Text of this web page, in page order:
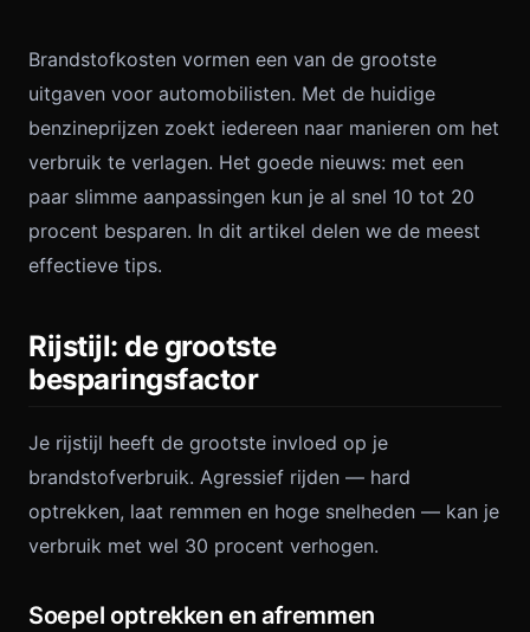
Brandstofkosten vormen een van de grootste
uitgaven voor automobilisten. Met de huidige
benzineprijzen zoekt iedereen naar manieren om het
verbruik te verlagen. Het goede nieuws: met een
paar slimme aanpassingen kun je al snel 10 tot 20
procent besparen. In dit artikel delen we de meest
effectieve tips.
Rijstijl: de grootste
besparingsfactor
Je rijstijl heeft de grootste invloed op je
brandstofverbruik. Agressief rijden — hard
optrekken, laat remmen en hoge snelheden — kan je
verbruik met wel 30 procent verhogen.
Soepel optrekken en afremmen